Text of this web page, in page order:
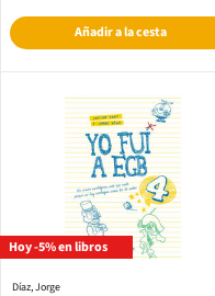
Añadir a la cesta
Hoy -5% en libros
Díaz, Jorge